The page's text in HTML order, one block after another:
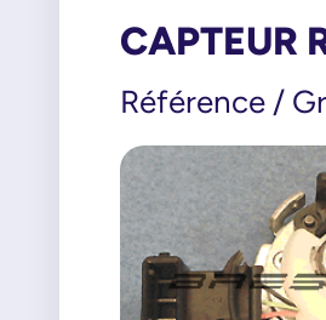
CAPTEUR
Référence /